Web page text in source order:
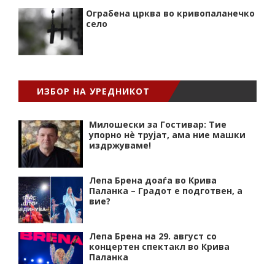
Ограбена црква во кривопаланечко
село
ИЗБОР НА УРЕДНИКОТ
Милошески за Гостивар: Тие
упорно нѐ трујат, ама ние машки
издржуваме!
Лепа Брена доаѓа во Крива
Паланка – Градот е подготвен, а
вие?
Лепа Брена на 29. август со
концертен спектакл во Крива
Паланка